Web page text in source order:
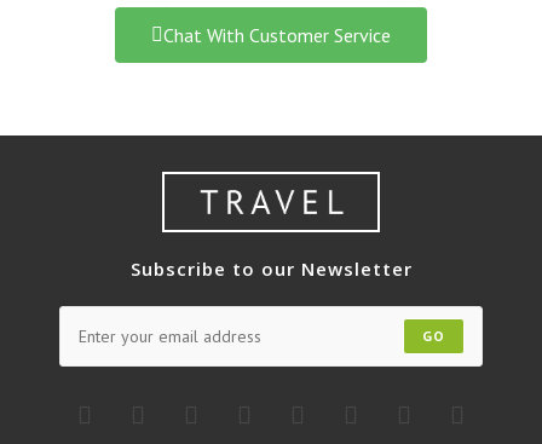
Chat With Customer Service
Subscribe to our Newsletter
GO